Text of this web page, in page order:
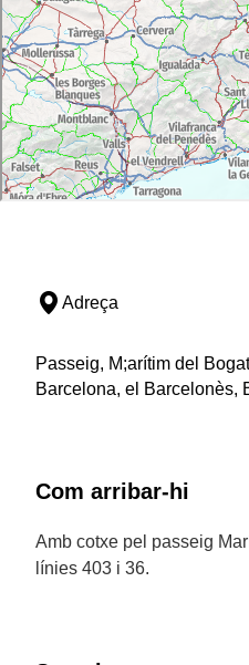
Adreça
Passeig, M;arítim del
Barcelona, el Barcelonès,
Com arribar-hi
Amb cotxe pel passeig
línies 403 i 36.